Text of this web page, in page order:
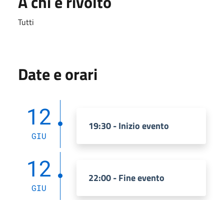
Tutti
Date e orari
12
GIU
19:30 - Inizio evento
12
GIU
22:00 - Fine evento